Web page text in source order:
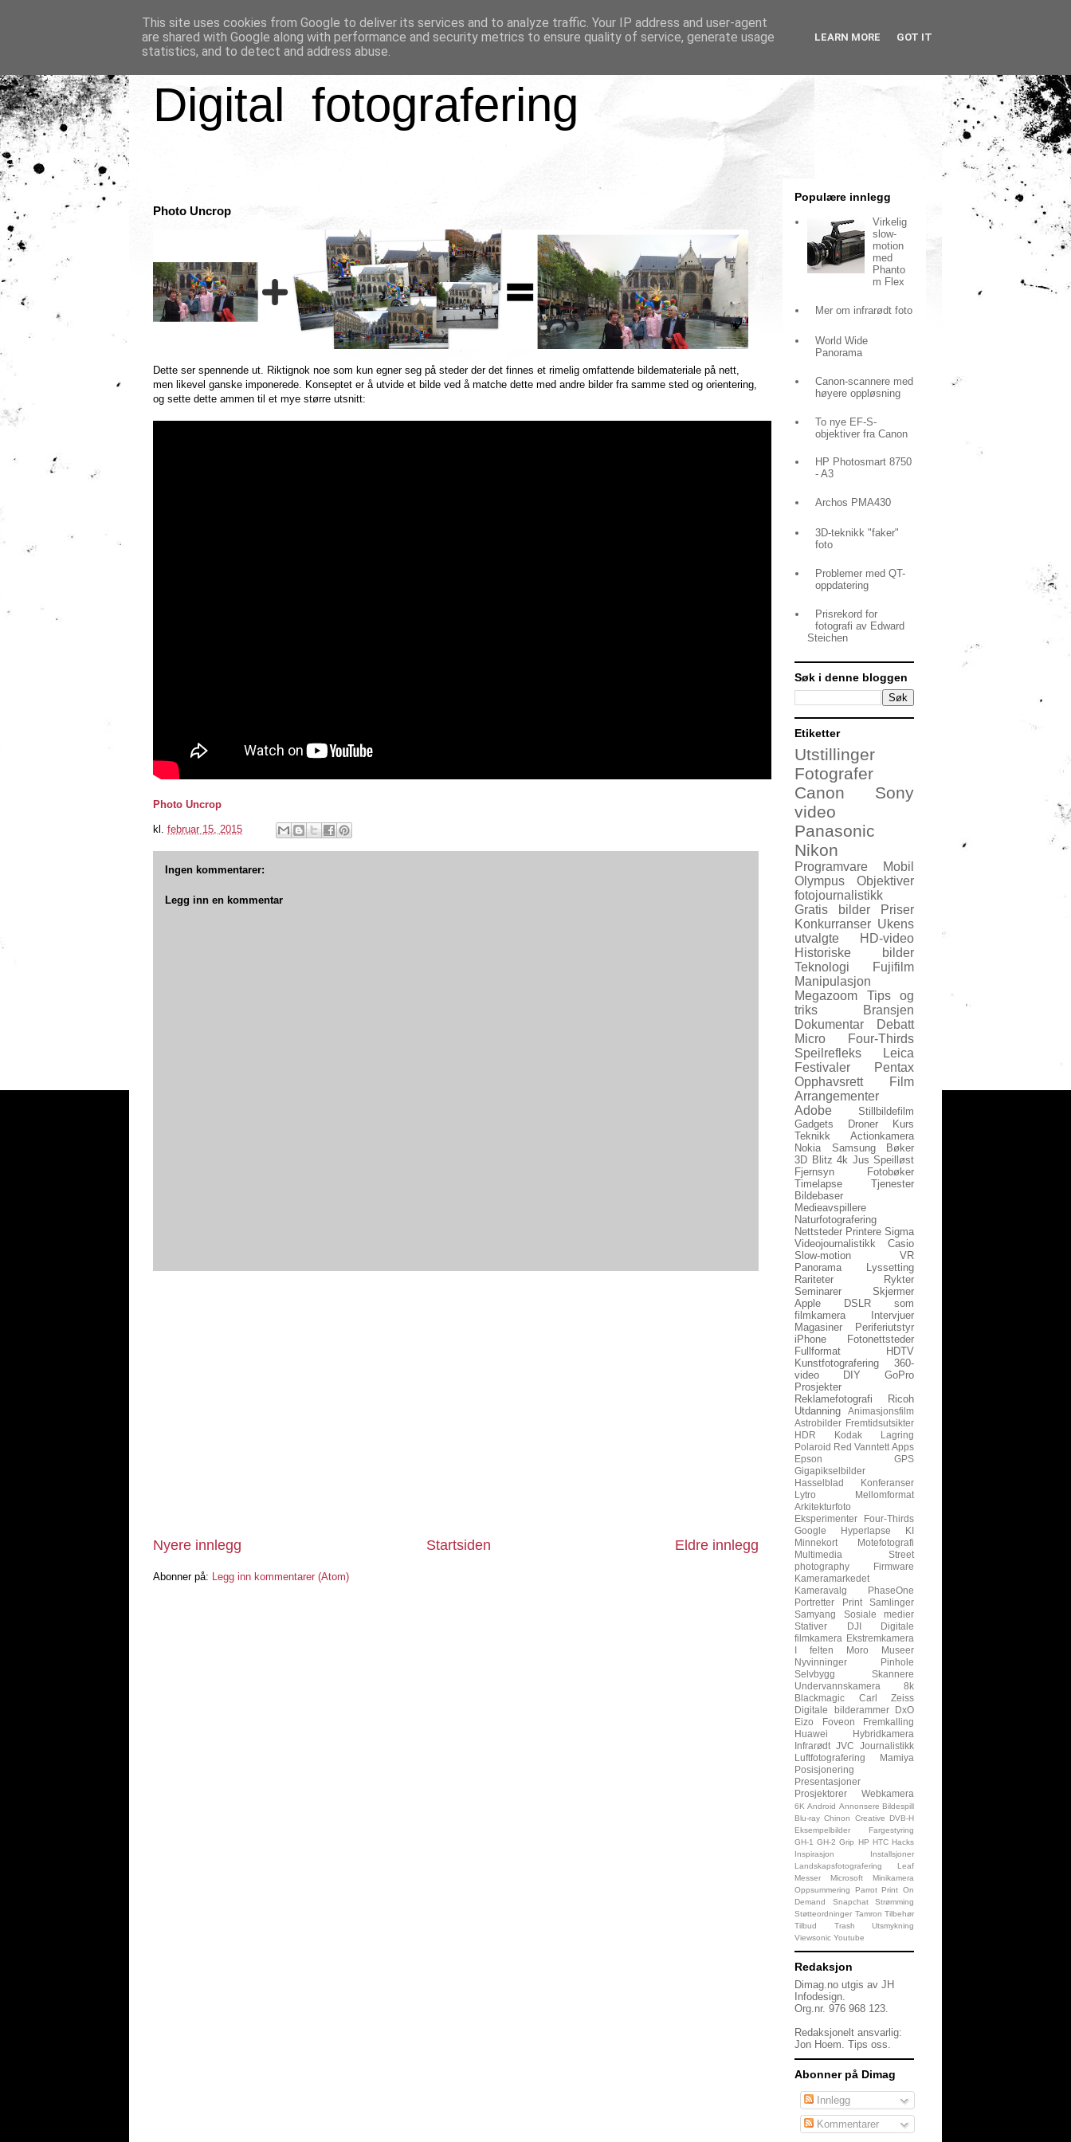
Digital fotografering
Photo Uncrop
Dette ser spennende ut. Riktignok noe som kun egner seg på steder der det finnes et rimelig omfattende bildemateriale på nett,
men likevel ganske imponerede. Konseptet er å utvide et bilde ved å matche dette med andre bilder fra samme sted og orientering,
og sette dette ammen til et mye større utsnitt:
Photo Uncrop
kl. februar 15, 2015
Ingen kommentarer:
Legg inn en kommentar
Nyere innlegg Eldre innlegg
Startsiden
Abonner på: Legg inn kommentarer (Atom)
Populære innlegg
Virkelig
slow-
motion
med
Phanto
m Flex
Mer om infrarødt foto
World Wide
Panorama
Canon-scannere med
høyere oppløsning
To nye EF-S-
objektiver fra Canon
HP Photosmart 8750
- A3
Archos PMA430
3D-teknikk "faker"
foto
Problemer med QT-
oppdatering
Prisrekord for
fotografi av Edward
Steichen
Søk i denne bloggen
Etiketter
Utstillinger
Fotografer
Canon
Sony
video
Panasonic
Nikon
Programvare
Mobil
Olympus
Objektiver
fotojournalistikk
Gratis bilder
Priser
Konkurranser Ukens
utvalgte
HD-video
Historiske bilder
Teknologi
Fujifilm
Manipulasjon
Megazoom
Tips og
triks
Bransjen
Dokumentar
Debatt
Micro Four-Thirds
Speilrefleks
Leica
Festivaler
Pentax
Opphavsrett
Film
Arrangementer
Adobe
Stillbildefilm
Gadgets
Droner
Kurs
Teknikk
Actionkamera
Nokia
Samsung
Bøker
3D Blitz 4k Jus Speilløst
Fjernsyn
Fotobøker
Timelapse
Tjenester
Bildebaser
Medieavspillere
Naturfotografering
Nettsteder Printere Sigma
Videojournalistikk
Casio
Slow-motion
VR
Panorama
Lyssetting
Rariteter
Rykter
Seminarer
Skjermer
Apple
DSLR som
filmkamera
Intervjuer
Magasiner
Periferiutstyr
iPhone
Fotonettsteder
Fullformat
HDTV
Kunstfotografering
360-
video
DIY
GoPro
Prosjekter
Reklamefotografi
Ricoh
Utdanning
Animasjonsfilm
Astrobilder Fremtidsutsikter
HDR
Kodak
Lagring
Polaroid Red Vanntett Apps
Epson
GPS
Gigapikselbilder
Hasselblad
Konferanser
Lytro
Mellomformat
Arkitekturfoto
Eksperimenter
Four-Thirds
Google
Hyperlapse
KI
Minnekort
Motefotografi
Multimedia
Street
photography
Firmware
Kameramarkedet
Kameravalg
PhaseOne
Portretter
Print
Samlinger
Samyang
Sosiale medier
Stativer
DJI
Digitale
filmkamera Ekstremkamera
I felten
Moro
Museer
Nyvinninger
Pinhole
Selvbygg
Skannere
Undervannskamera
8k
Blackmagic
Carl Zeiss
Digitale bilderammer
DxO
Eizo
Foveon
Fremkalling
Huawei
Hybridkamera
Infrarødt JVC
Journalistikk
Luftfotografering
Mamiya
Posisjonering
Presentasjoner
Prosjektorer
Webkamera
6K Android Annonsere Bildespill
Blu-ray Chinon Creative
DVB-H
Eksempelbilder
Fargestyring
GH-1 GH-2 Grip HP HTC Hacks
Inspirasjon
Installsjoner
Landskapsfotografering
Leaf
Messer
Microsoft
Minikamera
Oppsummering
Parrot Print On
Demand
Snapchat
Strømming
Støtteordninger Tamron Tilbehør
Tilbud
Trash
Utsmykning
Viewsonic Youtube
Redaksjon
Dimag.no utgis av JH
Infodesign.
Org.nr. 976 968 123.
Redaksjonelt ansvarlig:
Jon Hoem. Tips oss
Abonner på Dimag
Innlegg
Kommentarer
This site uses cookies from Google to deliver its services and to analyze traffic. Your IP address and user-agent
are shared with Google along with performance and security metrics to ensure quality of service, generate usage
statistics, and to detect and address abuse.
LEARN MORE GOT IT